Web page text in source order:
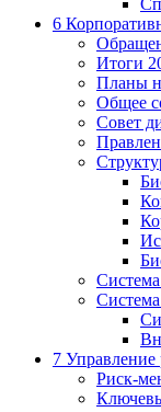
6
Итоги
Планы
Общее
Совет
7 Управление
Риск-